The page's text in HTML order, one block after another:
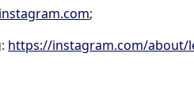
;
https://instagram.com/about/